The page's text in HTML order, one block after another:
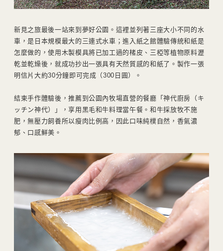
新見之旅最後一站來到夢好公園。這裡並列著三座大小不同的水
車，是日本規模最大的三連式水車；進入紙之館體驗傳統和紙是
怎麼做的，使用木製模具將已加工過的楮皮、三椏等植物原料瀝
乾並乾燥後，就成功抄出一張具有天然質感的和紙了。製作一張
明信片大約30分鐘即可完成（300日圓）。
結束手作體驗後，推薦到公園內牧場直營的餐廳「神代廚房（キ
ッチン神代）」，享用黑毛和牛料理當午餐。和牛採放牧不施
肥，無壓力飼養所以瘦肉比例高，因此口味純樸自然，香氣濃
郁、口感鮮美。